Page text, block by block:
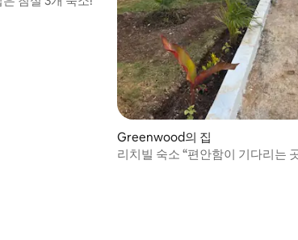
Greenwood의 집
리치빌 숙소 “편안함이 기다리는